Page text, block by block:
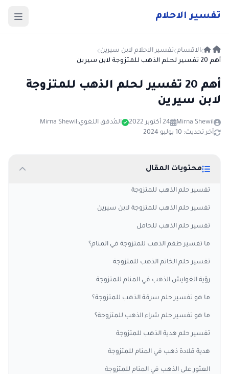
تفسير الاحلام
الاقسام تفسير الاحلام لابن سيرين
أهم 20 تفسير لحلم الذهب للمتزوجة لابن سيرين
أهم 20 تفسير لحلم الذهب للمتزوجة
لابن سيرين
Mirna Shewil 24 أكتوبر 2022 المُدقق اللغوي:Mirna Shewil
آخر تحديث: 10 يوليو 2024
محتويات المقال
تفسير حلم الذهب للمتزوجة
تفسير حلم الذهب للمتزوجة لابن سيرين
تفسير حلم الذهب للحامل
ما تفسير طقم الذهب للمتزوجة في المنام؟
تفسير حلم الخاتم الذهب للمتزوجة
رؤية الغوايش الذهب في المنام للمتزوجة
ما هو تفسير حلم سرقة الذهب للمتزوجة؟
ما هو تفسير حلم شراء الذهب للمتزوجة؟
تفسير حلم هدية الذهب للمتزوجة
هدية قلادة ذهب في المنام للمتزوجة
العثور على الذهب في المنام للمتزوجة